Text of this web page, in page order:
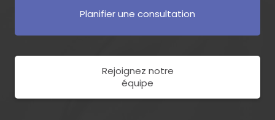
Planifier une consultation
Rejoignez notre
équipe